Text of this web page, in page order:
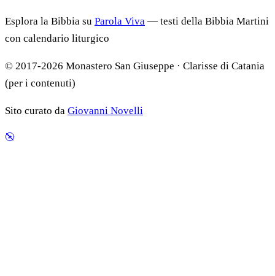
Esplora la Bibbia su Parola Viva — testi della Bibbia Martini
con calendario liturgico
© 2017-2026 Monastero San Giuseppe · Clarisse di Catania
(per i contenuti)
Sito curato da Giovanni Novelli